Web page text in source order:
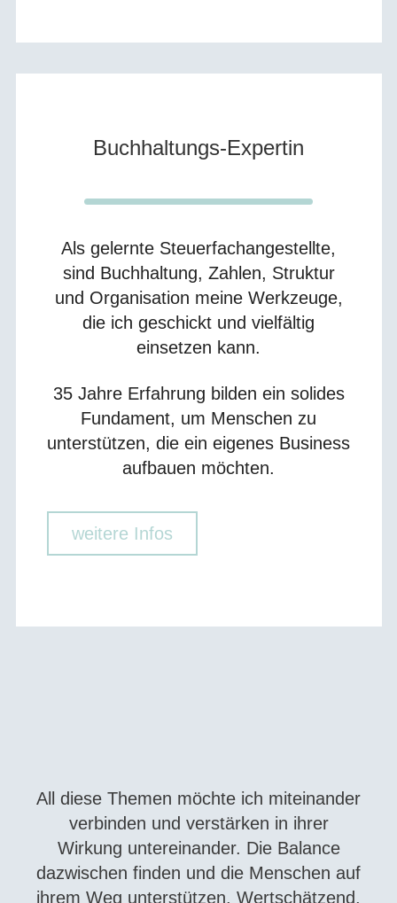
Buchhaltungs-Expertin
Als gelernte Steuerfachangestellte,
sind Buchhaltung, Zahlen, Struktur
und Organisation meine Werkzeuge,
die ich geschickt und vielfältig
einsetzen kann.
35 Jahre Erfahrung bilden ein solides
Fundament, um Menschen zu
unterstützen, die ein eigenes Business
aufbauen möchten.
weitere Infos
All diese Themen möchte ich miteinander
verbinden und verstärken in ihrer
Wirkung untereinander. Die Balance
dazwischen finden und die Menschen auf
ihrem Weg unterstützen. Wertschätzend,